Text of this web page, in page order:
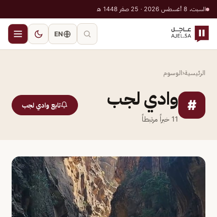
السبت، 8 أغسطس 2026 · 25 صفر 1448 هـ
EN
الرئيسية‹الوسوم
# وادي لجب
11 خبراً مرتبطاً
تابع وادي لجب